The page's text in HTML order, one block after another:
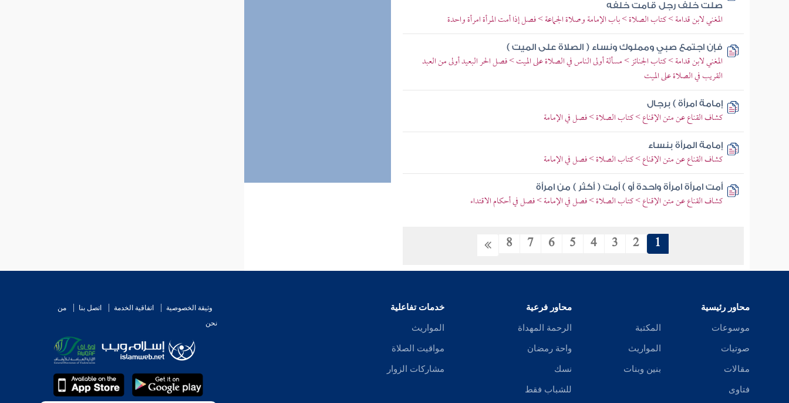
صلت خلف رجل قامت خلفه
المغني لابن قدامة > كتاب الصلاة > باب الإمامة وصلاة الجماعة > فصل إذا أمت المرأة امرأة واحدة
فإن اجتمع صبي ومملوك ونساء ( الصلاة على الميت )
المغني لابن قدامة > كتاب الجنائز > مسألة أولى الناس في الصلاة على الميت > فصل الحر البعيد أولى من العبد
القريب في الصلاة على الميت
إمامة امرأة ) برجال
كشاف القناع عن متن الإقناع > كتاب الصلاة > فصل في الإمامة
إمامة المرأة بنساء
كشاف القناع عن متن الإقناع > كتاب الصلاة > فصل في الإمامة
أمت امرأة امرأة واحدة أو ) أمت ( أكثر ) من امرأة
كشاف القناع عن متن الإقناع > كتاب الصلاة > فصل في الإمامة > فصل في أحكام الاقتداء
1
2
3
4
5
6
7
8
محاور رئيسية
موسوعات
صوتيات
مقالات
فتاوى
المكتبة
المواريث
بنين وبنات
محاور فرعية
الرحمة المهداة
واحة رمضان
نسك
للشباب فقط
خدمات تفاعلية
المواريث
مواقيت الصلاة
مشاركات الزوار
وثيقة الخصوصية اتفاقية الخدمة اتصل بنا
من
نحن